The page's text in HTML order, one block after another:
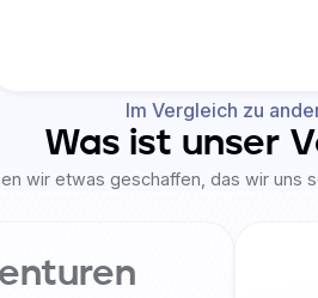
Im Vergleich zu
Was ist unser
wir etwas geschaffen, das wir uns